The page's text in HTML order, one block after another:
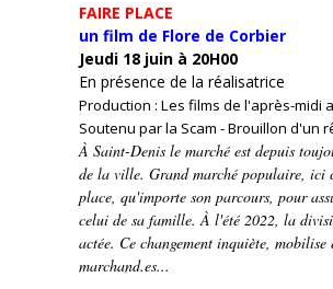
FAIRE PLACE
un film de Flore de Corbier
Jeudi 18 juin à 20H00
En présence de la réalisatrice
Production : Les films de l'après-midi
Soutenu par la Scam - Brouillon d'un
À Saint-Denis le marché est depuis
de la ville. Grand marché populaire, ici
place, qu'importe son parcours, pour
celui de sa famille. À l'été 2022, la
actée. Ce changement inquiète, mobilise
marchand.es...